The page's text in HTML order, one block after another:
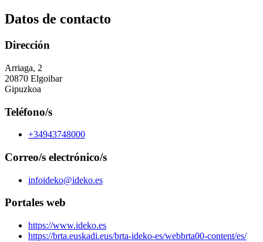
Datos de contacto
Dirección
Arriaga, 2
20870 Elgoibar
Gipuzkoa
Teléfono/s
+34943748000
Correo/s electrónico/s
infoideko@ideko.es
Portales web
https://www.ideko.es
https://brta.euskadi.eus/brta-ideko-es/webbrta00-content/es/